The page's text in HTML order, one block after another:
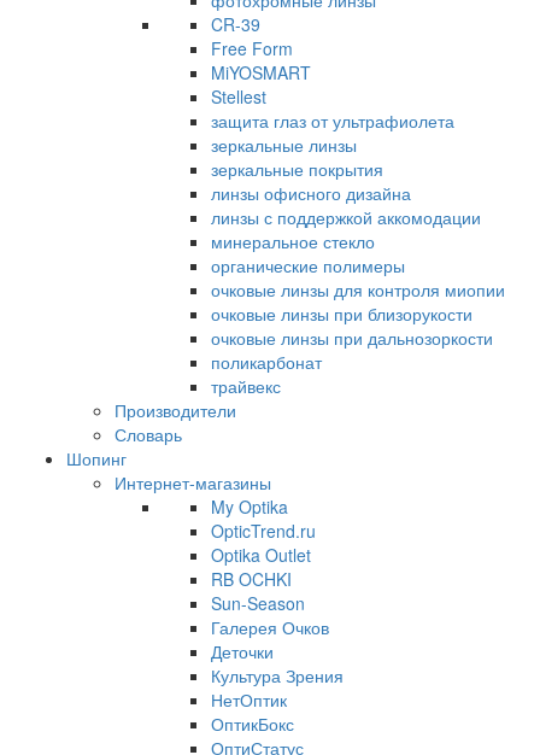
CR-39
Free Form
MiYOSMART
Stellest
защита глаз от ультрафиолета
зеркальные линзы
зеркальные покрытия
линзы офисного дизайна
линзы с поддержкой аккомодации
минеральное стекло
органические полимеры
очковые линзы для контроля миопии
очковые линзы при близорукости
очковые линзы при дальнозоркости
поликарбонат
трайвекс
Производители
Словарь
Шопинг
Интернет-магазины
My Optika
OpticTrend.ru
Optika Outlet
RB OCHKI
Sun-Season
Галерея Очков
Деточки
Культура Зрения
НетОптик
ОптикБокс
ОптиСтатус